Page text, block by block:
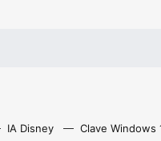
IA Disney Clave Windows